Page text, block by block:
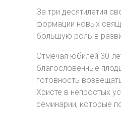
За три десятилетия
формации новых
большую роль в
Отмечая юбилей 30-
благословенные
готовность
Христе в непростых
семинарии, которые